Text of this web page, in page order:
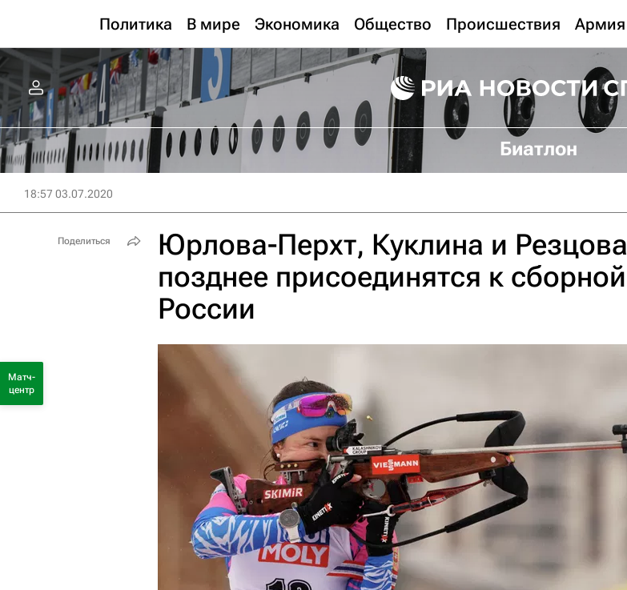
Политика В мире Экономика Общество Происшествия Армия
Биатлон
18:57 03.07.2020
Юрлова-Перхт, Куклина и Резцова
позднее присоединятся к сборной
России
Поделиться
Матч-
центр